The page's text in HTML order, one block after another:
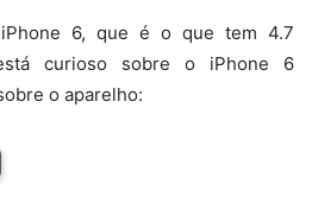
6, que é o que tem 4.7
curioso sobre o iPhone 6
o aparelho: